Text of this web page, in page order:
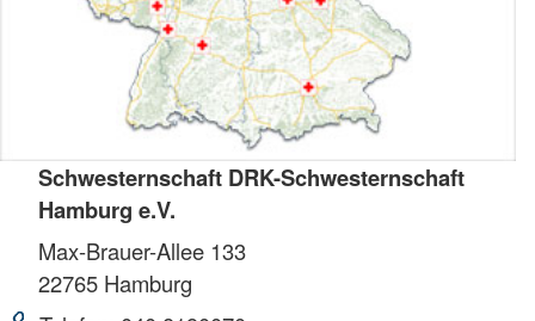
Schwesternschaft DRK-Schwesternschaft
Hamburg e.V.
Max-Brauer-Allee 133
22765 Hamburg